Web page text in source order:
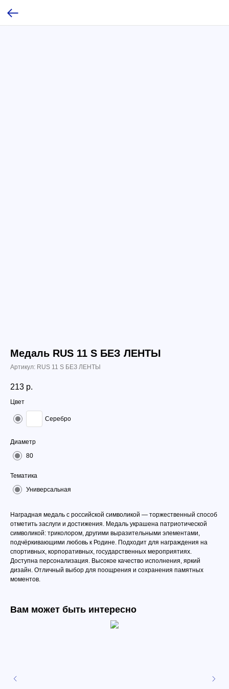
Медаль RUS 11 S БЕЗ ЛЕНТЫ
Артикул: RUS 11 S БЕЗ ЛЕНТЫ
213 р.
Цвет
Серебро
Диаметр
80
Тематика
Универсальная
Наградная медаль с российской символикой — торжественный способ
отметить заслуги и достижения. Медаль украшена патриотической
символикой: триколором, другими выразительными элементами,
подчёркивающими любовь к Родине. Подходит для награждения на
спортивных, корпоративных, государственных мероприятиях.
Доступна персонализация. Высокое качество исполнения, яркий
дизайн. Отличный выбор для поощрения и сохранения памятных
моментов.
Вам может быть интересно